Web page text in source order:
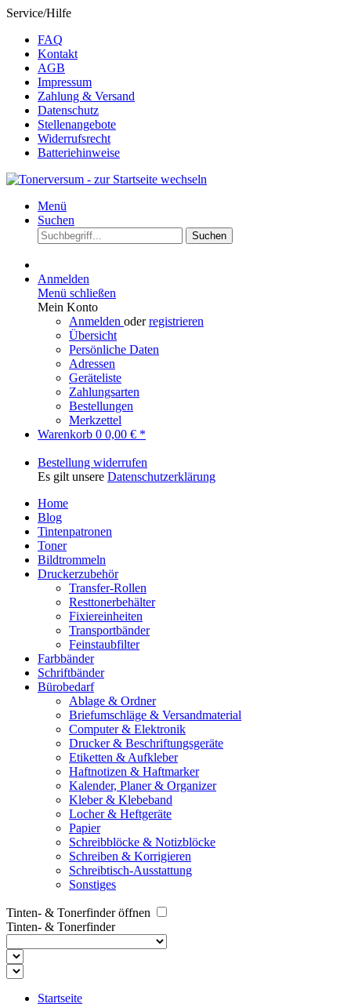
Service/Hilfe
FAQ
Kontakt
AGB
Impressum
Zahlung & Versand
Datenschutz
Stellenangebote
Widerrufsrecht
Batteriehinweise
Menü
Suchen
Suchen
Anmelden
Menü schließen
Mein Konto
Anmelden oderregistrieren
Übersicht
Persönliche Daten
Adressen
Geräteliste
Zahlungsarten
Bestellungen
Merkzettel
Warenkorb 0 0,00 € *
Bestellung widerrufen
Es gilt unsere Datenschutzerklärung
Home
Blog
Tintenpatronen
Toner
Bildtrommeln
Druckerzubehör
Transfer-Rollen
Resttonerbehälter
Fixiereinheiten
Transportbänder
Feinstaubfilter
Farbbänder
Schriftbänder
Bürobedarf
Ablage & Ordner
Briefumschläge & Versandmaterial
Computer & Elektronik
Drucker & Beschriftungsgeräte
Etiketten & Aufkleber
Haftnotizen & Haftmarker
Kalender, Planer & Organizer
Kleber & Klebeband
Locher & Heftgeräte
Papier
Schreibblöcke & Notizblöcke
Schreiben & Korrigieren
Schreibtisch-Ausstattung
Sonstiges
Tinten- & Tonerfinder öffnen
Tinten- & Tonerfinder
Startseite